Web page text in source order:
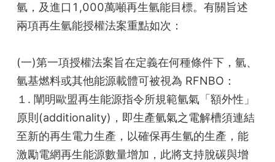
氫，及進口1,000萬噸再生氫能目標。有關旨述
兩項再生氫能授權法案重點如次：
(一)第一項授權法案旨在定義在何種條件下，氫、
氫基燃料或其他能源載體可被視為 RFNBO：
１. 闡明歐盟再生能源指令所規範氫氣「額外性」
原則(additionality)，即生產氫氣之電解槽須連結
至新的再生電力生產，以確保再生氫的生產，能
激勵電網再生能源數量增加，此將支持脫碳與增